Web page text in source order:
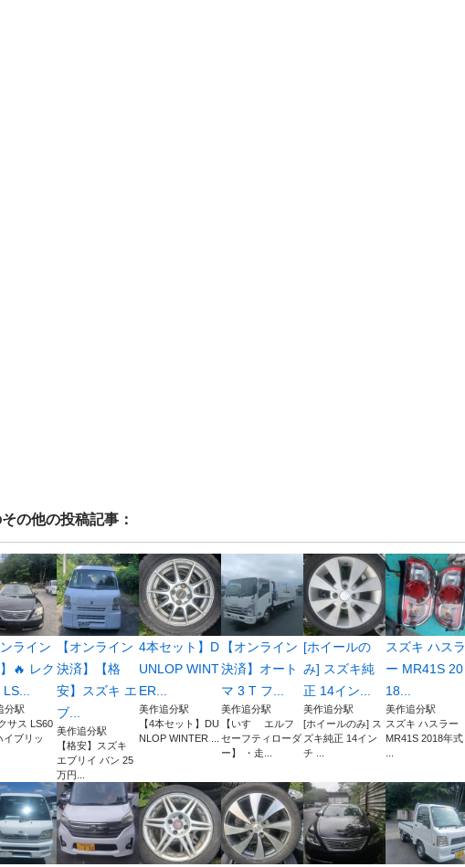
の他の投稿記事：
ンライン
🔥 レク
分駅
サス LS60
イブリッ
【オンライン
決済】【格
安】スズキ エ
ブ...
美作追分駅
【格安】スズキ
エブリイ バン 25
万円...
4本セット】D
UNLOP WINT
ER...
美作追分駅
【4本セット】DU
NLOP WINTER ...
【オンライン
決済】オート
マ 3 T フ...
美作追分駅
【いすゞ エルフ
セーフティローダ
ー】 ・走...
[ホイールの
み] スズキ純
正 14イン...
美作追分駅
[ホイールのみ] ス
ズキ純正 14イン
チ ...
スズキ ハスラ
ー MR41S 20
18...
美作追分駅
スズキ ハスラー
MR41S 2018年式